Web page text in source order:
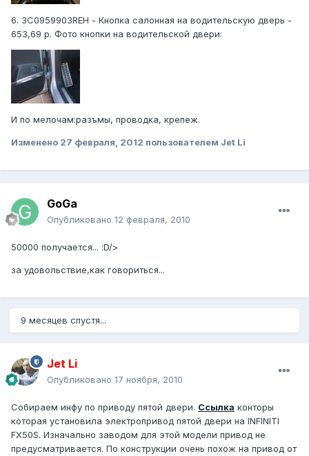
6. 3C0959903REH - Кнопка салонная на водительскую дверь -
653,69 р. Фото кнопки на водительской двери:
И по мелочам:разъмы, проводка, крепеж.
Изменено 27 февраля, 2012 пользователем Jet Li
GoGa
Опубликовано 12 февраля, 2010
50000 получается... :D/>
за удовольствие,как говориться...
9 месяцев спустя...
Jet Li
Опубликовано 17 ноября, 2010
Собираем инфу по приводу пятой двери. Ссылка конторы
которая установила электропривод пятой двери на INFINITI
FX50S. Изначально заводом для этой модели привод не
предусматривается. По конструкции очень похож на привод от